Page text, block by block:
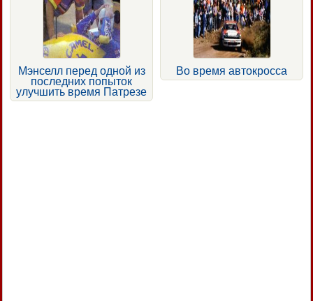
Мэнселл перед одной из
последних попыток
улучшить время Патрезе
Во время автокросса